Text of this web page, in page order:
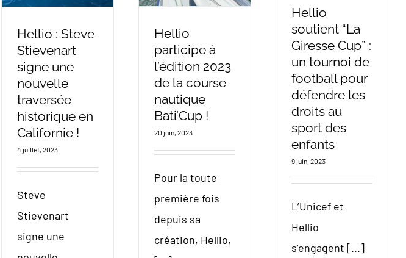
Tous les dossiers de
Hellio : Steve
Stievenart
signe une
nouvelle
traversée
historique en
Californie !
4 juillet, 2023
Steve
Stievenart
signe une
Hellio
participe à
l’édition 2023
de la course
nautique
Bati’Cup !
20 juin, 2023
Pour la toute
première fois
depuis sa
création, Hellio,
Hellio
soutient “La
Giresse Cup” :
un tournoi de
football pour
défendre les
droits au
sport des
enfants
9 juin, 2023
L’Unicef et
Hellio
s’engagent [...]